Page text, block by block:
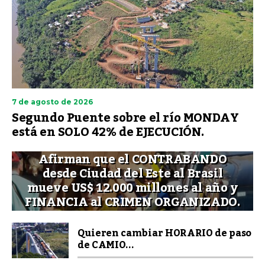
7 de agosto de 2026
Segundo Puente sobre el río MONDAY
está en SOLO 42% de EJECUCIÓN.
Afirman que el CONTRABANDO
desde Ciudad del Este al Brasil
mueve US$ 12.000 millones al año y
FINANCIA al CRIMEN ORGANIZADO.
Quieren cambiar HORARIO de paso
de CAMIO...